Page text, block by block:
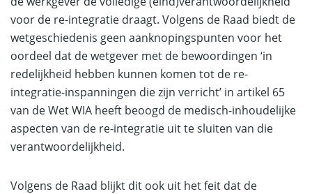
voor de re-integratie draagt. Volgens de Raad biedt de
wetgeschiedenis geen aanknopingspunten voor het
oordeel dat de wetgever met de bewoordingen ‘in
redelijkheid hebben kunnen komen tot de re-
integratie-inspanningen die zijn verricht’ in artikel 65
van de Wet WIA heeft beoogd de medisch-inhoudelijke
aspecten van de re-integratie uit te sluiten van die
verantwoordelijkheid.
Volgens de Raad blijkt dit ook uit het feit dat de